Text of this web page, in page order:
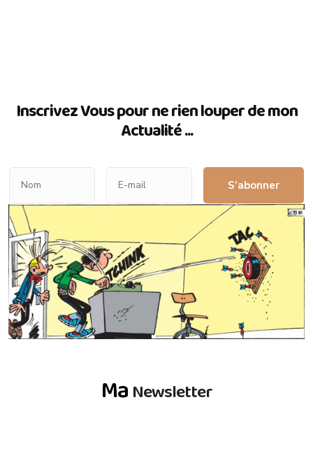
Inscrivez Vous pour ne rien louper de mon
Actualité ...
S’abonner
Ma Newsletter